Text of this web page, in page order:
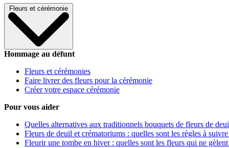
Fleurs et cérémonie
Hommage au défunt
Fleurs et cérémonies
Faire livrer des fleurs pour la cérémonie
Créer votre espace cérémonie
Pour vous aider
Quelles alternatives aux traditionnels bouquets de fleurs de
Fleurs de deuil et crématoriums : quelles sont les règles à
Fleurir une tombe en hiver : quelles sont les fleurs qui ne gèlent